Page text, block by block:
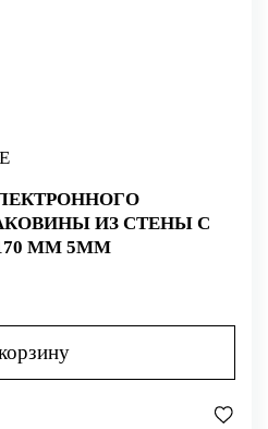
ИЗ СТЕНЫ С
ММ 5MM